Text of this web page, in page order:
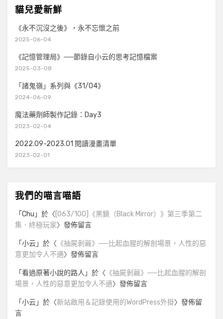
貓兒愛新鮮
《永不沉沒之後》，永不忘懷之前
2025-06-04
《記憶管理局》──節錄自小云的思考記憶檔案
2025-03-08
「諸鬼嶺」系列與《31/04》
2024-06-09
魔法藥劑師製作記錄：Day3
2023-02-04
2022.09-2023.01 閱讀漫畫清單
2023-02-01
我們的喵言喵語
「Chu 」於〈 [063/100]《黑鏡（Black Mirror）》第三季第二
集．終極玩家〉發佈留言
「小云」於〈 《抽屍剝繭》──比起血腥的解剖場景，人性的惡
意更加令人不適〉發佈留言
「看過原著小說的路人 」於〈 《抽屍剝繭》──比起血腥的解剖
場景，人性的惡意更加令人不適〉發佈留言
「小云」於〈新站啟用＆記錄使用的WordPress外掛〉發佈留
言